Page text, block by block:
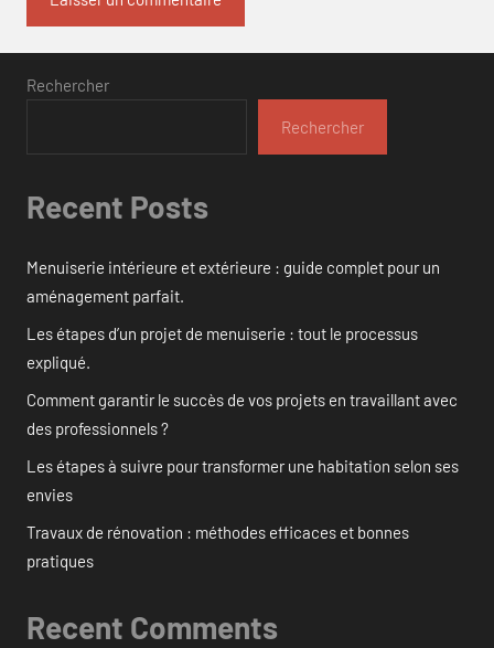
Rechercher
Rechercher
Recent Posts
Menuiserie intérieure et extérieure : guide complet pour un
aménagement parfait.
Les étapes d’un projet de menuiserie : tout le processus
expliqué.
Comment garantir le succès de vos projets en travaillant avec
des professionnels ?
Les étapes à suivre pour transformer une habitation selon ses
envies
Travaux de rénovation : méthodes efficaces et bonnes
pratiques
Recent Comments